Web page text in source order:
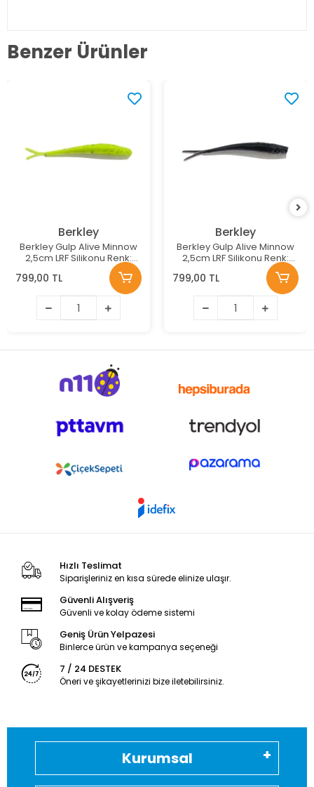
Benzer Ürünler
Berkley
Berkley Gulp Alive Minnow
2,5cm LRF Silikonu Renk:
CHARTREUSE SHAD
799,00 TL
Berkley
Berkley Gulp Alive Minnow
2,5cm LRF Silikonu Renk:
799,00 TL
Hızlı Teslimat
Siparişleriniz en kısa sürede elinize ulaşır.
Güvenli Alışveriş
Güvenli ve kolay ödeme sistemi
Geniş Ürün Yelpazesi
Binlerce ürün ve kampanya seçeneği
7 / 24 DESTEK
Öneri ve şikayetlerinizi bize iletebilirsiniz.
Kurumsal